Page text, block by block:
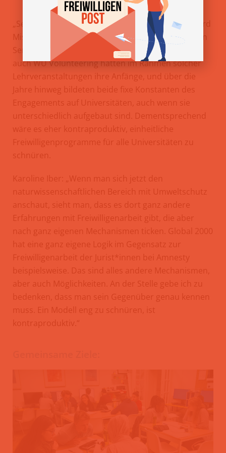
„Service Learning“-Projekte, die im Rahmen der „3rd
Mission“ ablaufen, sind nach einem oder mehreren
Semestern wieder vorbei. Sowohl der UniClub, als
auch WU Volunteering hatten im Rahmen solcher
Lehrveranstaltungen ihre Anfänge, und über die
Jahre hinweg bildeten beide fixe Konstanten des
Engagements auf Universitäten, auch wenn sie
unterschiedlich aufgebaut sind. Dementsprechend
wäre es eher kontraproduktiv, einheitliche
Freiwilligenprogramme für alle Universitäten zu
schnüren.
Karoline Iber: „Wenn man sich jetzt den
naturwissenschaftlichen Bereich mit Umweltschutz
anschaut, sieht man, dass es dort ganz andere
Erfahrungen mit Freiwilligenarbeit gibt, die aber
nach ganz eigenen Mechanismen ticken. Global 2000
hat eine ganz eigene Logik im Gegensatz zur
Freiwilligenarbeit der Jurist*innen bei Amnesty
beispielsweise. Das sind alles andere Mechanismen,
aber auch Möglichkeiten. An der Stelle gebe ich zu
bedenken, dass man sein Gegenüber genau kennen
muss. Ein Modell eng zu schnüren, ist
kontraproduktiv.“